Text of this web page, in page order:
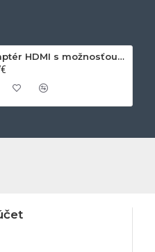
Adaptér HDMI s možnosťou otáčania